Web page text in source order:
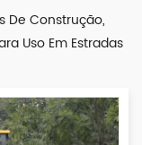
De Construção,
Uso Em Estradas